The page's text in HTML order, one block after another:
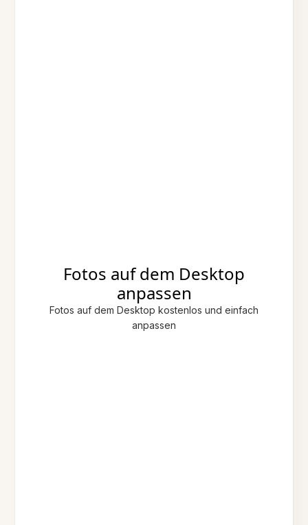
Fotos auf dem Desktop
anpassen
Fotos auf dem Desktop kostenlos und einfach
anpassen